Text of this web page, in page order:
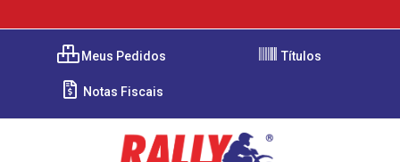
Meus Pedidos Títulos
Notas Fiscais